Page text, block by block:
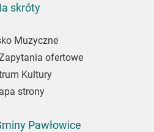
skróty
Muzyczne
ofertowe
Kultury
strony
Pawłowice